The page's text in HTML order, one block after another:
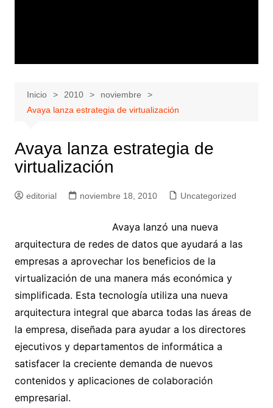
Inicio 2010
noviembre
Avaya lanza estrategia de virtualización
Avaya lanza estrategia de
virtualización
editorial noviembre 18, 2010 Uncategorized
Avaya lanzó una nueva
arquitectura de redes de datos que ayudará a las
empresas a aprovechar los beneficios de la
virtualización de una manera más económica y
simplificada. Esta tecnología utiliza una nueva
arquitectura integral que abarca todas las áreas de
la empresa, diseñada para ayudar a los directores
ejecutivos y departamentos de informática a
satisfacer la creciente demanda de nuevos
contenidos y aplicaciones de colaboración
empresarial.